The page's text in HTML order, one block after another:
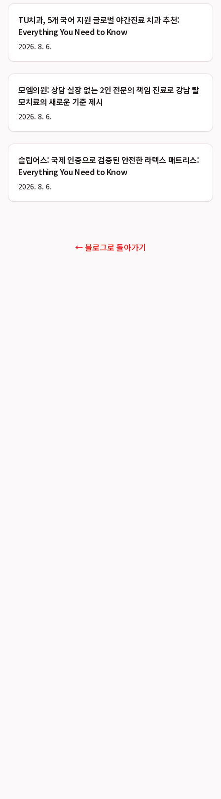
TU치과, 5개 국어 지원 글로벌 야간진료 치과 추천:
Everything You Need to Know
2026. 8. 6.
모엠의원: 상담 실장 없는 2인 전문의 책임 진료로 강남 탈
모치료의 새로운 기준 제시
2026. 8. 6.
슬립어스: 국제 인증으로 검증된 안전한 라텍스 매트리스:
Everything You Need to Know
2026. 8. 6.
← 블로그로 돌아가기